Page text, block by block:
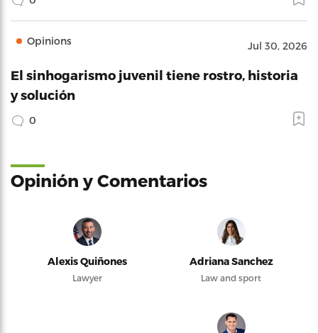
Opinions Jul 30, 2026
El sinhogarismo juvenil tiene rostro, historia
y solución
0
Opinión y Comentarios
Alexis Quiñones
Lawyer
Adriana Sanchez
Law and sport